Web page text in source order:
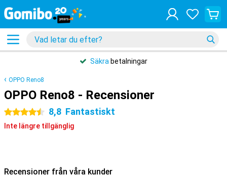
Säkra betalningar
OPPO Reno8
OPPO Reno8 - Recensioner
4.5 stjärnor 8,8 Fantastiskt
Inte längre tillgänglig
Recensioner från våra kunder